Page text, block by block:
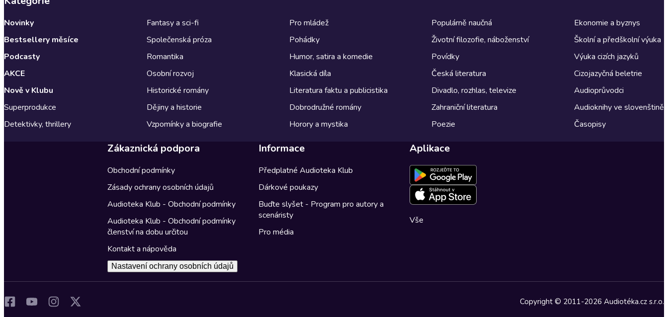
Novinky
Bestsellery měsíce
Podcasty
AKCE
Nově v Klubu
Superprodukce
Detektivky, thrillery
Fantasy a sci-fi
Společenská próza
Romantika
Osobní rozvoj
Historické romány
Dějiny a historie
Vzpomínky a biografie
Pro mládež
Pohádky
Humor, satira a komedie
Klasická díla
Literatura faktu a publicistika
Dobrodružné romány
Horory a mystika
Populárně naučná
Životní filozofie, náboženství
Povídky
Česká literatura
Divadlo, rozhlas, televize
Zahraniční literatura
Poezie
Ekonomie a byznys
Školní a předškolní výuka
Výuka cizích jazyků
Cizojazyčná beletrie
Audioprůvodci
Audioknihy ve slovenštině
Časopisy
Zákaznická podpora
Obchodní podmínky
Zásady ochrany osobních údajů
Audioteka Klub - Obchodní podmínky
Audioteka Klub - Obchodní podmínky
členství na dobu určitou
Kontakt a nápověda
Nastavení ochrany osobních údajů
Informace
Předplatné Audioteka Klub
Dárkové poukazy
Buďte slyšet - Program pro autory a
scenáristy
Pro média
Aplikace
Vše
Copyright © 2011-2026 Audiotéka.cz s.r.o.